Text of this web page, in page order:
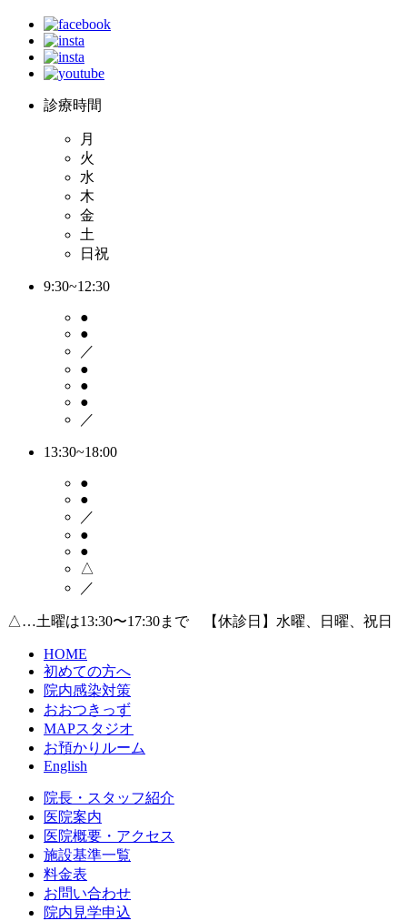
診療時間
月
火
水
木
金
土
日祝
9:30~12:30
●
●
／
●
●
●
／
13:30~18:00
●
●
／
●
●
△
／
△…土曜は13:30〜17:30まで 【休診日】水曜、日曜、祝日
HOME
初めての方へ
院内感染対策
おおつきっず
MAPスタジオ
お預かりルーム
English
院長・スタッフ紹介
医院案内
医院概要・アクセス
施設基準一覧
料金表
お問い合わせ
院内見学申込